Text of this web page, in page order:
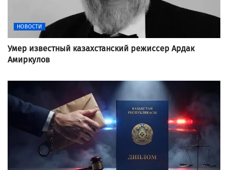
НОВОСТИ
Умер известный казахстанский режиссер Ардак
Амиркулов